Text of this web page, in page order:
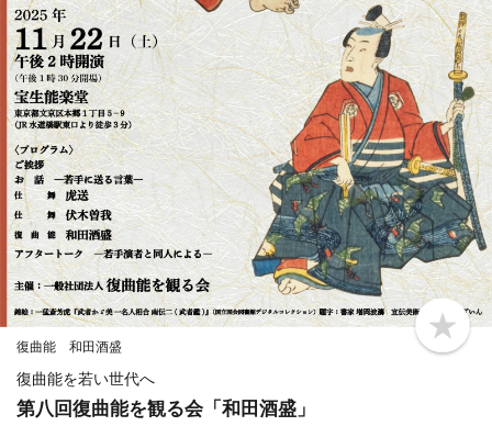
b
o
復曲能 和田酒盛
復曲能を若い世代へ
第八回復曲能を観る会「和田酒盛」